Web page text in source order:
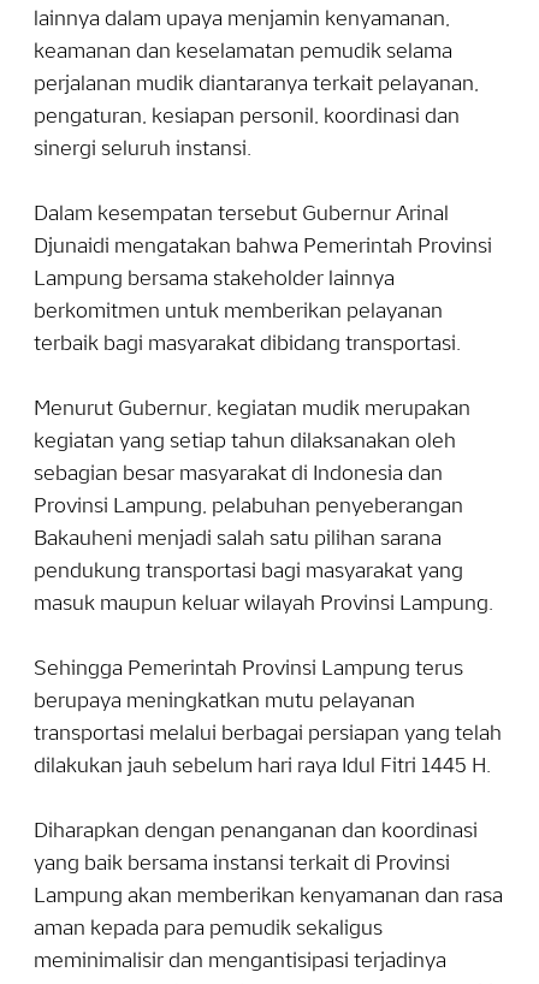
lainnya dalam upaya menjamin kenyamanan,
keamanan dan keselamatan pemudik selama
perjalanan mudik diantaranya terkait pelayanan,
pengaturan, kesiapan personil, koordinasi dan
sinergi seluruh instansi.
Dalam kesempatan tersebut Gubernur Arinal
Djunaidi mengatakan bahwa Pemerintah Provinsi
Lampung bersama stakeholder lainnya
berkomitmen untuk memberikan pelayanan
terbaik bagi masyarakat dibidang transportasi.
Menurut Gubernur, kegiatan mudik merupakan
kegiatan yang setiap tahun dilaksanakan oleh
sebagian besar masyarakat di Indonesia dan
Provinsi Lampung, pelabuhan penyeberangan
Bakauheni menjadi salah satu pilihan sarana
pendukung transportasi bagi masyarakat yang
masuk maupun keluar wilayah Provinsi Lampung.
Sehingga Pemerintah Provinsi Lampung terus
berupaya meningkatkan mutu pelayanan
transportasi melalui berbagai persiapan yang telah
dilakukan jauh sebelum hari raya Idul Fitri 1445 H.
Diharapkan dengan penanganan dan koordinasi
yang baik bersama instansi terkait di Provinsi
Lampung akan memberikan kenyamanan dan rasa
aman kepada para pemudik sekaligus
meminimalisir dan mengantisipasi terjadinya